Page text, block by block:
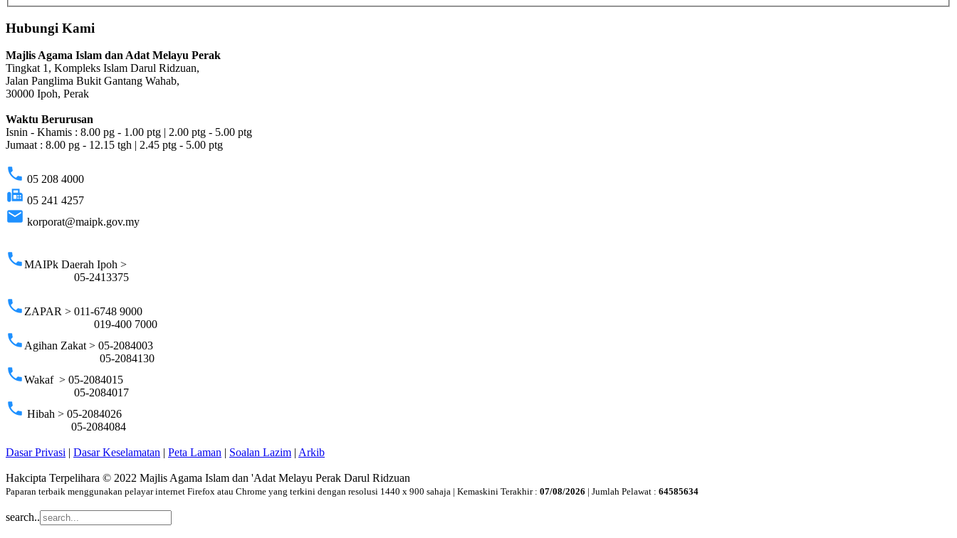
Hubungi Kami
Majlis Agama Islam dan Adat Melayu Perak
Tingkat 1, Kompleks Islam Darul Ridzuan,
Jalan Panglima Bukit Gantang Wahab,
30000 Ipoh, Perak
Waktu Berurusan
Isnin - Khamis : 8.00 pg - 1.00 ptg | 2.00 ptg - 5.00 ptg
Jumaat : 8.00 pg - 12.15 tgh | 2.45 ptg - 5.00 ptg
phone 05 208 4000
fax 05 241 4257
email korporat@maipk.gov.my
phoneMAIPk Daerah Ipoh >
05-2413375
phone ZAPAR > 011-6748 9000
019-400 7000
phone Agihan Zakat > 05-2084003
05-2084130
phoneWakaf > 05-2084015
05-2084017
phone Hibah > 05-2084026
05-2084084
Dasar Privasi | Dasar Keselamatan | Peta Laman | Soalan Lazim | Arkib
Hakcipta Terpelihara © 2022 Majlis Agama Islam dan 'Adat Melayu Perak Darul Ridzuan
Paparan terbaik menggunakan pelayar internet Firefox atau Chrome yang terkini dengan resolusi 1440 x 900 sahaja | Kemaskini Terakhir : 07/08/2026 | Jumlah Pelawat : 64585634
search..